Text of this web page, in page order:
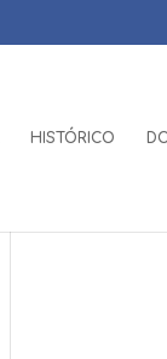
HISTÓRICO